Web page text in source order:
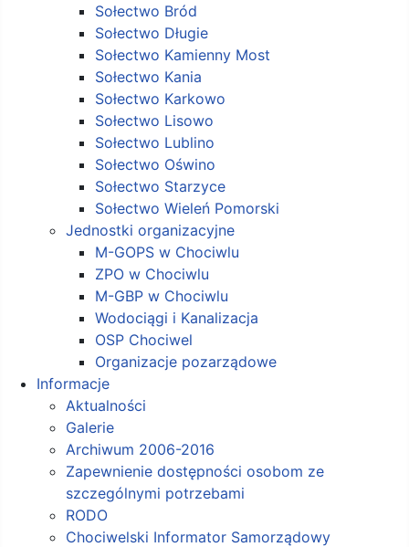
Sołectwo Bród
Sołectwo Długie
Sołectwo Kamienny Most
Sołectwo Kania
Sołectwo Karkowo
Sołectwo Lisowo
Sołectwo Lublino
Sołectwo Oświno
Sołectwo Starzyce
Sołectwo Wieleń Pomorski
Jednostki organizacyjne
M-GOPS w Chociwlu
ZPO w Chociwlu
M-GBP w Chociwlu
Wodociągi i Kanalizacja
OSP Chociwel
Organizacje pozarządowe
Informacje
Aktualności
Galerie
Archiwum 2006-2016
Zapewnienie dostępności osobom ze
szczególnymi potrzebami
RODO
Chociwelski Informator Samorządowy